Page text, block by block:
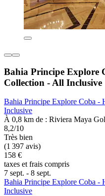
Bahia Principe Explore
Collection - All Inclusive
Bahia Principe Explore Coba -
Inclusive
À 0,8 km de : Riviera Maya
8,2/10
Très bien
(1 397 avis)
158 €
taxes et frais compris
7 sept. - 8 sept.
Bahia Principe Explore Coba -
Inclusive